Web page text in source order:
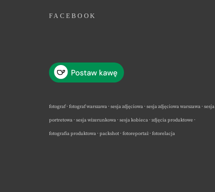
FACEBOOK
fotograf · fotograf warszawa · sesja zdjęciowa · sesja zdjęciowa warszawa · sesja
portretowa · sesja wizerunkowa · sesja kobieca · zdjęcia produktowe ·
fotografia produktowa · packshot · fotoreportaż · fotorelacja